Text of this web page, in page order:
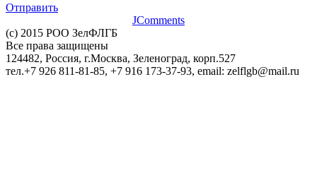
Отправить
JComments
(c) 2015 РОО ЗелФЛГБ
Все права защищены
124482, Россия, г.Москва, Зеленоград, корп.527
тел.+7 926 811-81-85, +7 916 173-37-93, email: zelflgb@mail.ru